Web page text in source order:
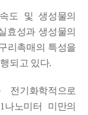
도 및 생성물의
효성과 생성물의
리촉매의 특성을
되고 있다.
기화학적으로
1 나노미터 미만의